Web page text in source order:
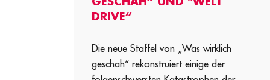
DRIVE“
Die neue Staffel von „Was wirklich
geschah“ rekonstruiert einige der